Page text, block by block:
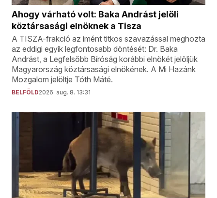
Ahogy várható volt: Baka Andrást jelöli
köztársasági elnöknek a Tisza
A TISZA-frakció az imént titkos szavazással meghozta
az eddigi egyik legfontosabb döntését: Dr. Baka
Andrást, a Legfelsőbb Bíróság korábbi elnökét jelöljük
Magyarország köztársasági elnökének. A Mi Hazánk
Mozgalom jelöltje Tóth Máté.
BELFÖLD2026. aug. 8. 13:31